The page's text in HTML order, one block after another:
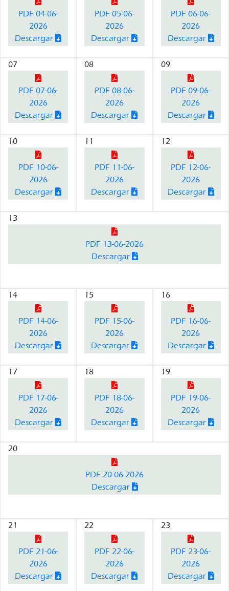
PDF 04-06-
2026
Descargar
PDF 05-06-
2026
Descargar
PDF 06-06-
2026
Descargar
07
PDF 07-06-
2026
Descargar
08
PDF 08-06-
2026
Descargar
09
PDF 09-06-
2026
Descargar
10
PDF 10-06-
2026
Descargar
11
PDF 11-06-
2026
Descargar
12
PDF 12-06-
2026
Descargar
13
PDF 13-06-2026
Descargar
14
PDF 14-06-
2026
Descargar
15
PDF 15-06-
2026
Descargar
16
PDF 16-06-
2026
Descargar
17
PDF 17-06-
2026
Descargar
18
PDF 18-06-
2026
Descargar
19
PDF 19-06-
2026
Descargar
20
PDF 20-06-2026
Descargar
21
PDF 21-06-
2026
Descargar
22
PDF 22-06-
2026
Descargar
23
PDF 23-06-
2026
Descargar